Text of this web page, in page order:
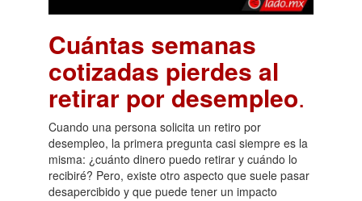
Cuántas semanas
cotizadas pierdes al
retirar por desempleo.
Cuando una persona solicita un retiro por
desempleo, la primera pregunta casi siempre es la
misma: ¿cuánto dinero puedo retirar y cuándo lo
recibiré? Pero, existe otro aspecto que suele pasar
desapercibido y que puede tener un impacto